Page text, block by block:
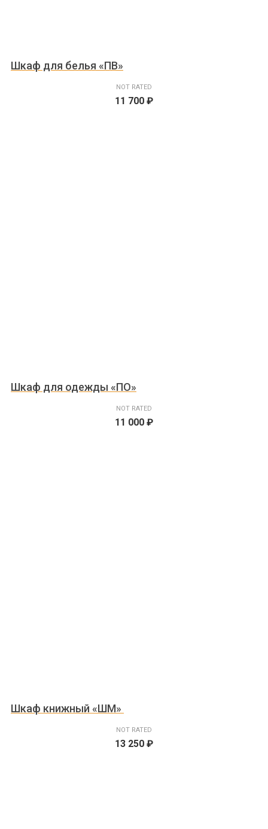
Шкаф для белья «ПВ»
NOT RATED
11 700 ₽
Шкаф для одежды «ПО»
NOT RATED
11 000 ₽
Шкаф книжный «ШМ»
NOT RATED
13 250 ₽